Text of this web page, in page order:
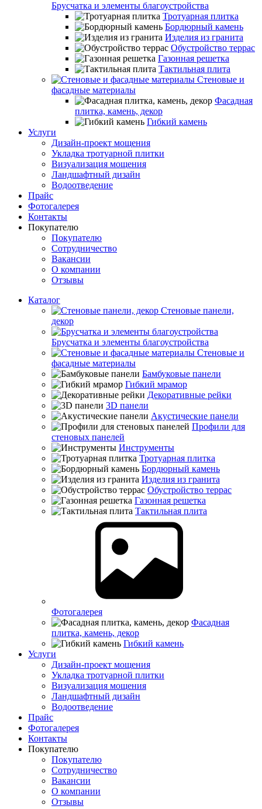
Брусчатка и элементы благоустройства
Тротуарная плитка
Бордюрный камень
Изделия из гранита
Обустройство террас
Газонная решетка
Тактильная плита
Стеновые и
фасадные материалы
Фасадная
плитка, камень, декор
Гибкий камень
Услуги
Дизайн-проект мощения
Укладка тротуарной плитки
Визуализация мощения
Ландшафтный дизайн
Водоотведение
Прайс
Фотогалерея
Контакты
Покупателю
Покупателю
Сотрудничество
Вакансии
О компании
Отзывы
Каталог
Стеновые панели,
декор
Брусчатка и элементы благоустройства
Стеновые и
фасадные материалы
Бамбуковые панели
Гибкий мрамор
Декоративные рейки
3D панели
Акустические панели
Профили для
стеновых панелей
Инструменты
Тротуарная плитка
Бордюрный камень
Изделия из гранита
Обустройство террас
Газонная решетка
Тактильная плита
Фотогалерея
Фасадная
плитка, камень, декор
Гибкий камень
Услуги
Дизайн-проект мощения
Укладка тротуарной плитки
Визуализация мощения
Ландшафтный дизайн
Водоотведение
Прайс
Фотогалерея
Контакты
Покупателю
Покупателю
Сотрудничество
Вакансии
О компании
Отзывы